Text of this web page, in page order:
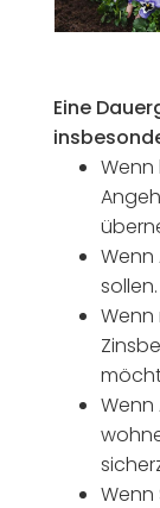
Eine
sollen.
Wenn
Wenn